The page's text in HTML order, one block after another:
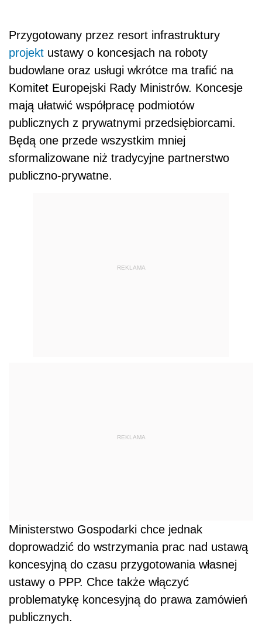
Przygotowany przez resort infrastruktury
projekt ustawy o koncesjach na roboty
budowlane oraz usługi wkrótce ma trafić na
Komitet Europejski Rady Ministrów. Koncesje
mają ułatwić współpracę podmiotów
publicznych z prywatnymi przedsiębiorcami.
Będą one przede wszystkim mniej
sformalizowane niż tradycyjne partnerstwo
publiczno-prywatne.
REKLAMA
REKLAMA
Ministerstwo Gospodarki chce jednak
doprowadzić do wstrzymania prac nad ustawą
koncesyjną do czasu przygotowania własnej
ustawy o PPP. Chce także włączyć
problematykę koncesyjną do prawa zamówień
publicznych.